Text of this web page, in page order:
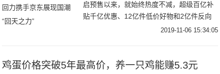
启预售以来，就始终热度不减，超级百亿补
贴千亿优惠、12亿件低价好物和2亿件反向
定制产品，引发了消费者的抢购风潮。11月
2019-11-06 15:34:05
鸡蛋价格突破5年最高价，养一只鸡能赚5.3元